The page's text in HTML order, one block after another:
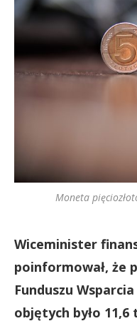
Moneta
Wiceminister
poinformował, że
Funduszu
objętych było